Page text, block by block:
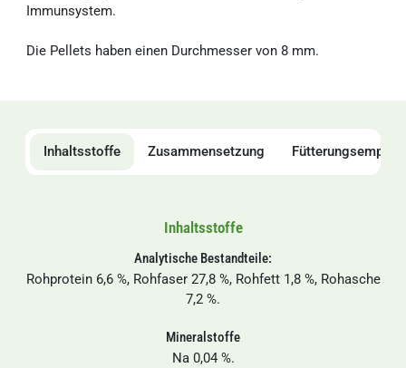
Immunsystem.
Die Pellets haben einen Durchmesser von 8 mm.
Inhaltsstoffe Zusammensetzung
Inhaltsstoffe
Analytische Bestandteile:
Rohprotein 6,6 %, Rohfaser 27,8 %, Rohfett 1,8 %, Rohasche
7,2 %.
Mineralstoffe
Na 0,04 %.